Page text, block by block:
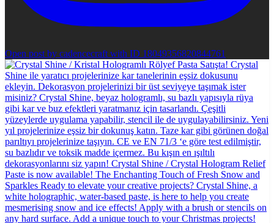
Open post by cadencecraft with ID 18049356820844761